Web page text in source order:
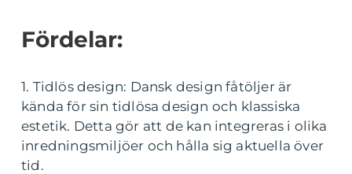
Fördelar:
1. Tidlös design: Dansk design fåtöljer är
kända för sin tidlösa design och klassiska
estetik. Detta gör att de kan integreras i olika
inredningsmiljöer och hålla sig aktuella över
tid.